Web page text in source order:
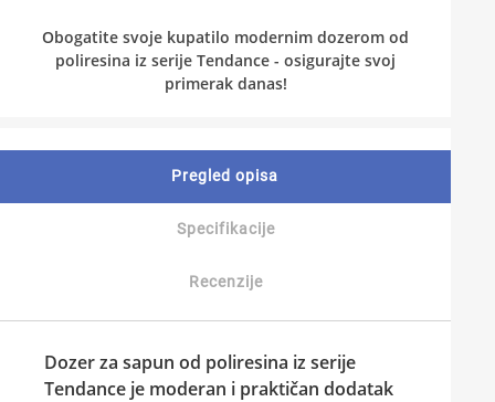
Obogatite svoje kupatilo modernim dozerom od
poliresina iz serije Tendance - osigurajte svoj
primerak danas!
Pregled opisa
Specifikacije
Recenzije
Dozer za sapun od poliresina iz serije
Tendance je moderan i praktičan dodatak